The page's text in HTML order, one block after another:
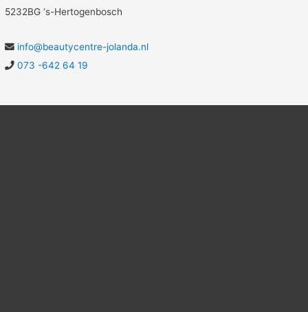
5232BG ‘s-Hertogenbosch
info@beautycentre-jolanda.nl
073 -642 64 19